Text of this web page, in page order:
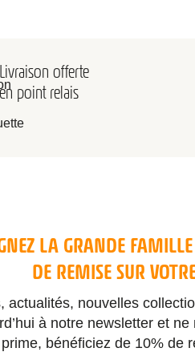
Livraison offerte
point relais
LA GRANDE
DE REMISE SUR
actualités, nouvelles
à notre newsletter et
bénéficiez de 10% de